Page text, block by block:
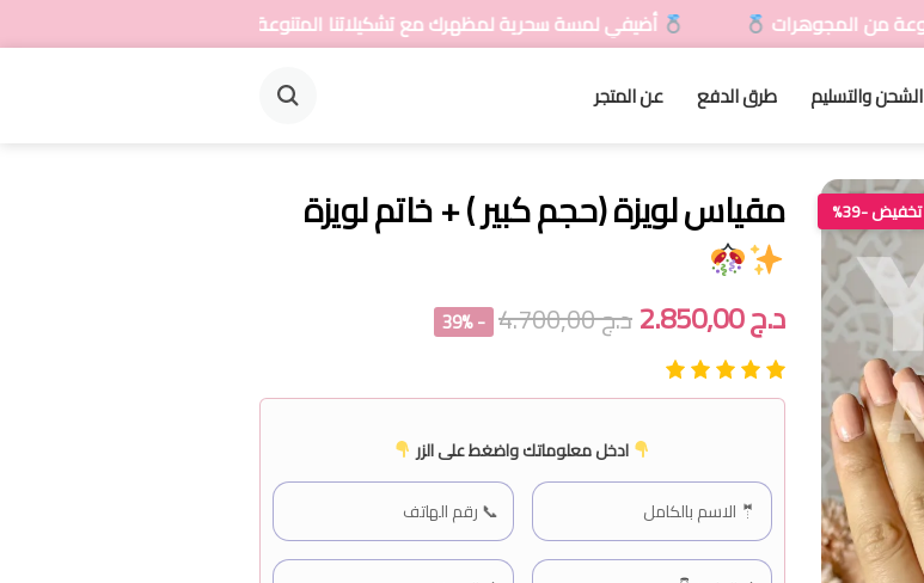
أضيفي لمسة سحرية لمظهرك مع تشكيلاتنا المتنوعة من المجوهرات
الشحن والتسليم طرق الدفع عن المتجر
تخفيض -39% مقياس لويزة (حجم كبير ) + خاتم لويزة
د.ج2.850,00 د.ج4.700,00
- 39%
ادخل معلوماتك واضغط على الزر